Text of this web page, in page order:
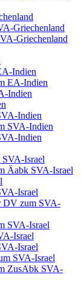
Griechenland
Griechenland
Indien
EA-Indien
Indien
Indien
SVA-Indien
Indien
Israel
Äabk SVA-Israel
Israel
DV zum SVA-
SVA-Israel
Israel
Israel
SVA-Israel
ZusAbk SVA-